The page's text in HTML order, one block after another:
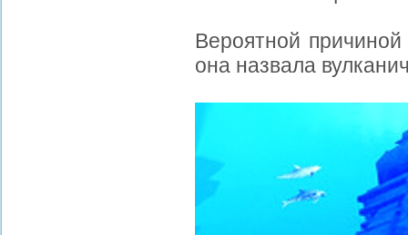
Вероятной
она назвала